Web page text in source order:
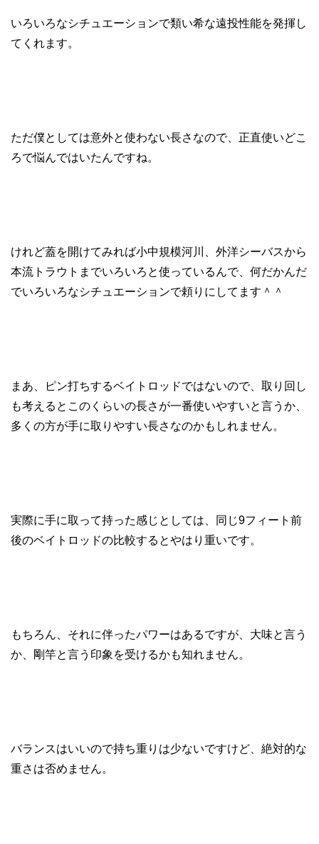
いろいろなシチュエーションで類い希な遠投性能を発揮し
てくれます。
ただ僕としては意外と使わない長さなので、正直使いどこ
ろで悩んではいたんですね。
けれど蓋を開けてみれば小中規模河川、外洋シーバスから
本流トラウトまでいろいろと使っているんで、何だかんだ
でいろいろなシチュエーションで頼りにしてます＾＾
まあ、ピン打ちするベイトロッドではないので、取り回し
も考えるとこのくらいの長さが一番使いやすいと言うか、
多くの方が手に取りやすい長さなのかもしれません。
実際に手に取って持った感じとしては、同じ9フィート前
後のベイトロッドの比較するとやはり重いです。
もちろん、それに伴ったパワーはあるですが、大味と言う
か、剛竿と言う印象を受けるかも知れません。
バランスはいいので持ち重りは少ないですけど、絶対的な
重さは否めません。